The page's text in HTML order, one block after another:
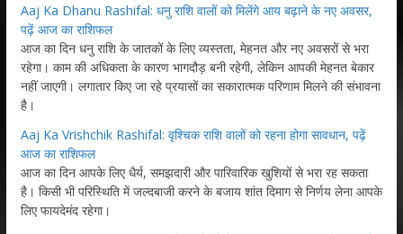
Aaj Ka Dhanu Rashifal: धनु राशि वालों को मिलेंगे आय बढ़ाने के नए अवसर,
पढ़ें आज का राशिफल
आज का दिन धनु राशि के जातकों के लिए व्यस्तता, मेहनत और नए अवसरों से भरा
रहेगा। काम की अधिकता के कारण भागदौड़ बनी रहेगी, लेकिन आपकी मेहनत बेकार
नहीं जाएगी। लगातार किए जा रहे प्रयासों का सकारात्मक परिणाम मिलने की संभावना
है।
Aaj Ka Vrishchik Rashifal: वृश्चिक राशि वालों को रहना होगा सावधान, पढ़ें
आज का राशिफल
आज का दिन आपके लिए धैर्य, समझदारी और पारिवारिक खुशियों से भरा रह सकता
है। किसी भी परिस्थिति में जल्दबाजी करने के बजाय शांत दिमाग से निर्णय लेना आपके
लिए फायदेमंद रहेगा।